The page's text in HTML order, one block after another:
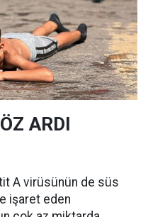
ARDI
A virüsünün de süs
işaret eden